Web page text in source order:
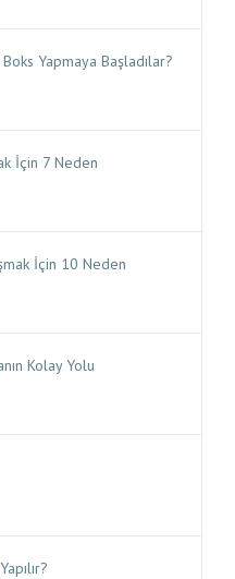
Yapmaya Başladılar?
İçin 7 Neden
İçin 10 Neden
Kolay Yolu